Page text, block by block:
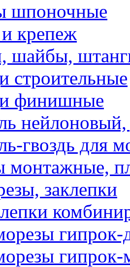
шпоночные
крепеж
шайбы,
строительные
финишные
нейлоновый,
гвоздь для
монтажные,
заклепки
гипрок-
гипрок-